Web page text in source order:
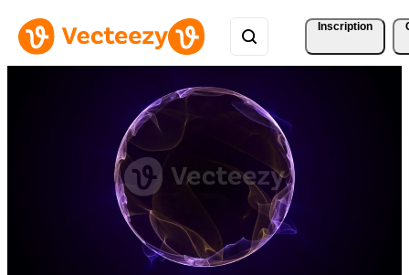
Inscription